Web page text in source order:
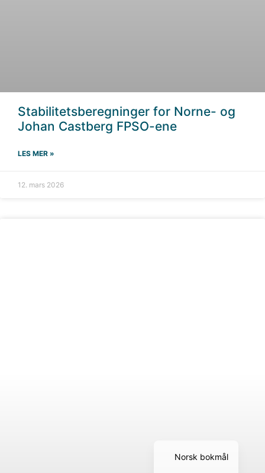
Stabilitetsberegninger for Norne- og
Johan Castberg FPSO-ene
LES MER »
12. mars 2026
Norsk bokmål